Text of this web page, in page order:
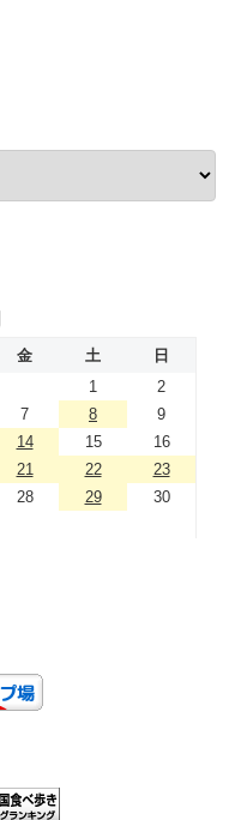
金 土
日
1
2
7 8
9
14 15
16
21 22
23
28 29
30